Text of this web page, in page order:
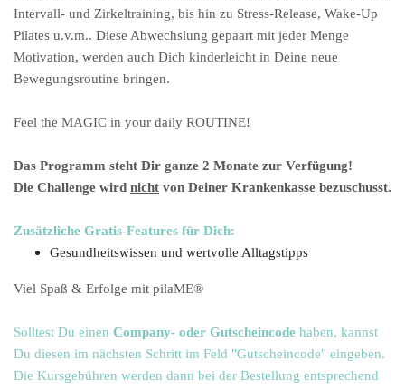
Intervall- und Zirkeltraining, bis hin zu Stress-Release, Wake-Up
Pilates u.v.m.. Diese Abwechslung gepaart mit jeder Menge
Motivation, werden auch Dich kinderleicht in Deine neue
Bewegungsroutine bringen.
Feel the MAGIC in your daily ROUTINE!
Das Programm steht Dir ganze 2 Monate zur Verfügung!
Die Challenge wird nicht von Deiner Krankenkasse bezuschusst.
Zusätzliche Gratis-Features für Dich:
Gesundheitswissen und wertvolle Alltagstipps
Viel Spaß & Erfolge mit pilaME®
Solltest Du einen Company- oder Gutscheincode haben, kannst
Du diesen im nächsten Schritt im Feld "Gutscheincode" eingeben.
Die Kursgebühren werden dann bei der Bestellung entsprechend